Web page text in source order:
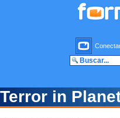
Terror in